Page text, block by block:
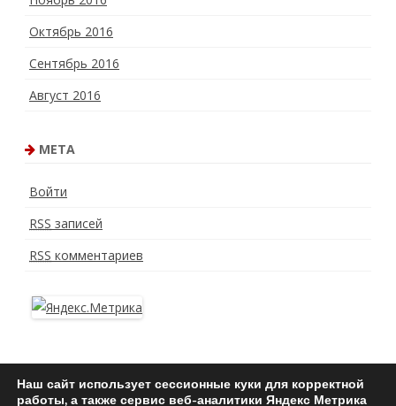
Октябрь 2016
Сентябрь 2016
Август 2016
МЕТА
Войти
RSS записей
RSS комментариев
Политика
Наш сайт использует сессионные куки для корректной
работы, а также сервис веб-аналитики Яндекс Метрика